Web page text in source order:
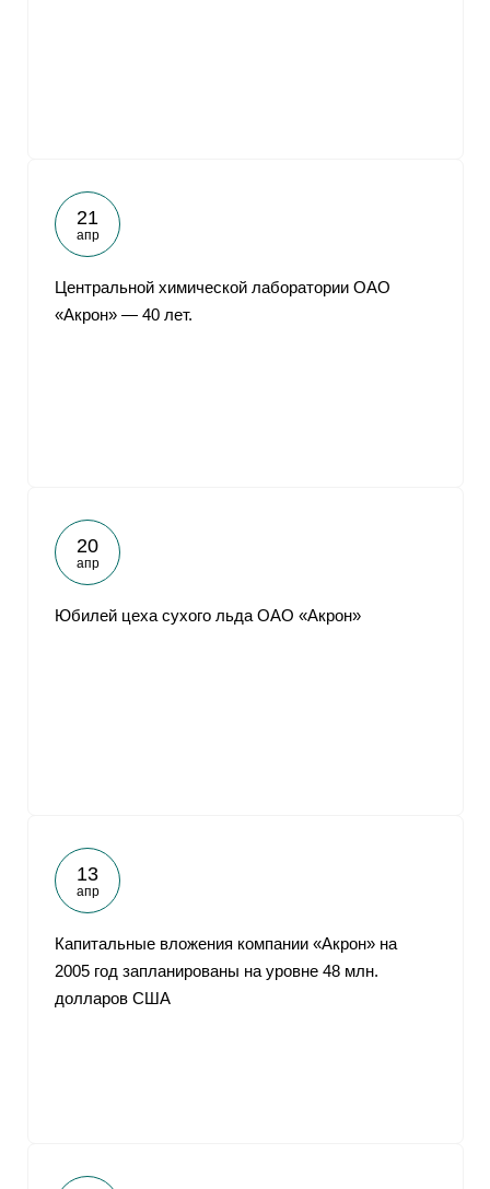
21
апр
Центральной химической лаборатории ОАО
«Акрон» — 40 лет.
20
апр
Юбилей цеха сухого льда ОАО «Акрон»
13
апр
Капитальные вложения компании «Акрон» на
2005 год запланированы на уровне 48 млн.
долларов США